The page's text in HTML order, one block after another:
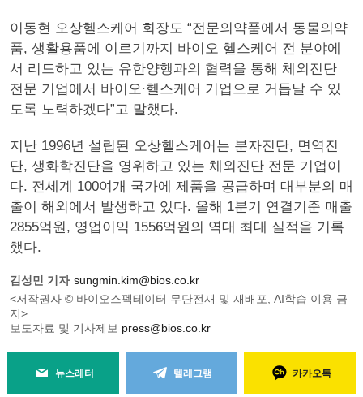
이동현 오상헬스케어 회장도 “전문의약품에서 동물의약
품, 생활용품에 이르기까지 바이오 헬스케어 전 분야에
서 리드하고 있는 유한양행과의 협력을 통해 체외진단
전문 기업에서 바이오∙헬스케어 기업으로 거듭날 수 있
도록 노력하겠다”고 말했다.
지난 1996년 설립된 오상헬스케어는 분자진단, 면역진
단, 생화학진단을 영위하고 있는 체외진단 전문 기업이
다. 전세계 100여개 국가에 제품을 공급하며 대부분의 매
출이 해외에서 발생하고 있다. 올해 1분기 연결기준 매출
2855억원, 영업이익 1556억원의 역대 최대 실적을 기록
했다.
김성민 기자 sungmin.kim@bios.co.kr
<저작권자 © 바이오스펙테이터 무단전재 및 재배포, AI학습 이용 금
지>
보도자료 및 기사제보 press@bios.co.kr
뉴스레터 텔레그램 카카오톡